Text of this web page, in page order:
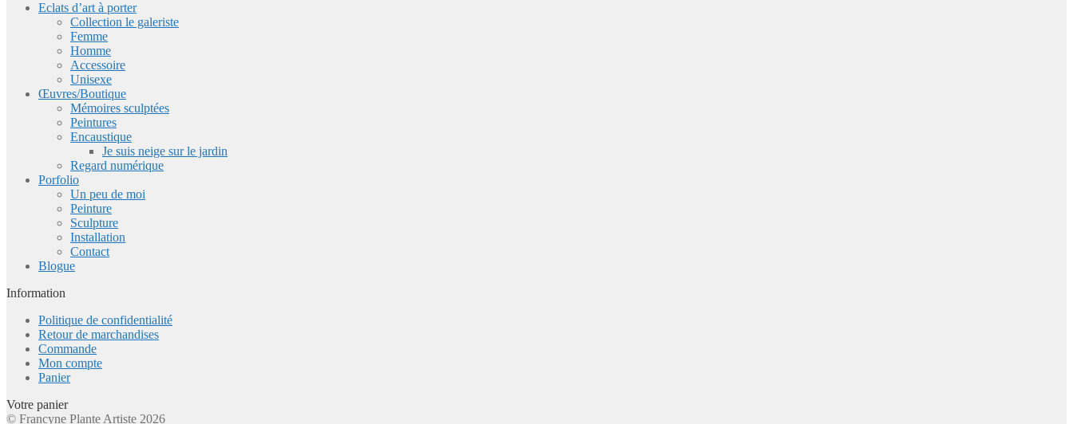
Eclats d’art à porter
Collection le galeriste
Femme
Homme
Accessoire
Unisexe
Œuvres/Boutique
Mémoires sculptées
Peintures
Encaustique
Je suis neige sur le jardin
Regard numérique
Porfolio
Un peu de moi
Peinture
Sculpture
Installation
Contact
Blogue
Information
Politique de confidentialité
Retour de marchandises
Commande
Mon compte
Panier
Votre panier
© Francyne Plante Artiste 2026